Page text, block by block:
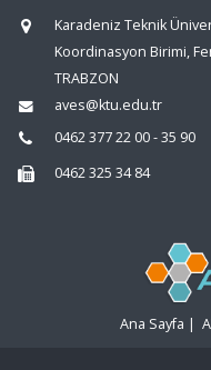
Karadeniz Teknik
Koordinasyon Birimi,
TRABZON
aves@ktu.edu.tr
0462 377 22 00 - 35 90
0462 325 34 84
Ana Sayfa |